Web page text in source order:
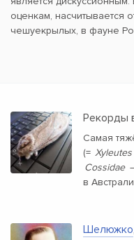
оценкам, насчитывается
чешуекрылых, в фауне
Рекорды
Самая
(=
Cossidae
в
Шелюжко